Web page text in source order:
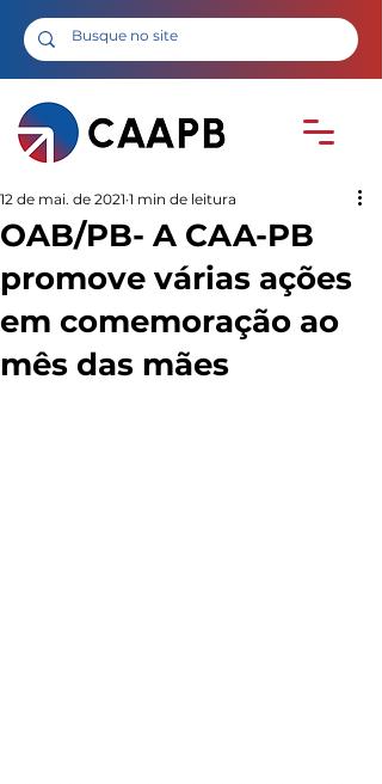
OAB/PB- A CAA-PB
promove várias ações
em comemoração ao
mês das mães
12 de mai. de 2021 1 min de leitura